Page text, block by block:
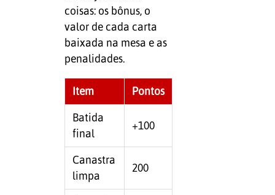
coisas: os bônus, o
valor de cada carta
baixada na mesa e as
penalidades.
Item Pontos
Batida
final
+100
Canastra
limpa
200